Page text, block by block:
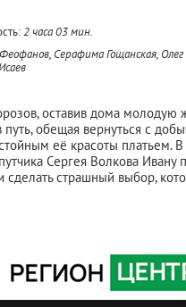
2 часа 03 мин.
Серафима Гощанская, Олег
оставив дома молодую
путь, обещая вернуться с
её красоты платьем.
Сергея Волкова Ивану
сделать страшный выбор,